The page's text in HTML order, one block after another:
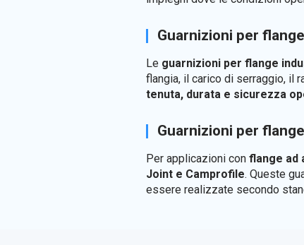
Guarnizioni per
Le guarnizioni per flange
flangia, il carico di serraggio, il
tenuta, durata e sicurezza
Guarnizioni per
Per applicazioni con flange ad
Joint e Camprofile. Queste
essere realizzate secondo